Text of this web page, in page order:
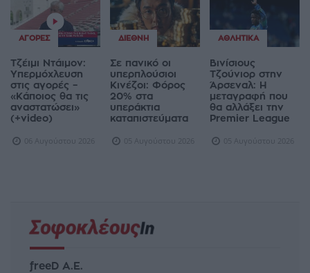
ΑΓΟΡΈΣ
Τζέιμι Ντάιμον:
Υπερμόχλευση
στις αγορές –
«Κάποιος θα τις
αναστατώσει»
(+video)
06 Αυγούστου 2026
ΔΙΕΘΝΉ
Σε πανικό οι
υπερπλούσιοι
Κινέζοι: Φόρος
20% στα
υπεράκτια
καταπιστεύματα
05 Αυγούστου 2026
ΑΘΛΗΤΙΚΆ
Βινίσιους
Τζούνιορ στην
Άρσεναλ: Η
μεταγραφή που
θα αλλάξει την
Premier League
05 Αυγούστου 2026